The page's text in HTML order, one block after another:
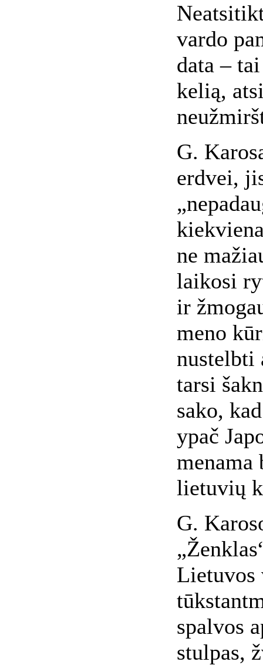
vardo
data –
kelią,
G.
erdvei,
ne
laikosi
ir
meno
nustelbti
tarsi
sako,
ypač
menama
lietuvių
G.
Lietuvos
spalvos
stulpas,